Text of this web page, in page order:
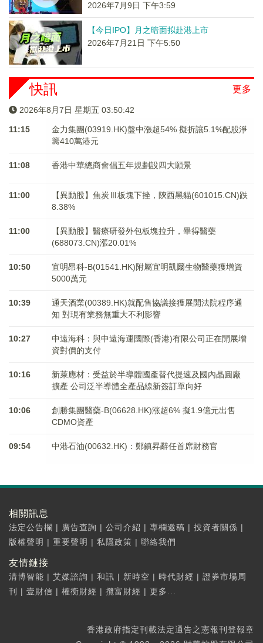
2026年7月9日 下午3:59
【今日IPO】月之暗面拟赴港上市
2026年7月21日 下午5:50
更多
快訊
2026年8月7日 星期五 03:50:42
11:15
金力集團(03919.HK)盤中漲超54% 擬折讓5.1%配股淨
籌410萬港元
11:08 香港中華總商會倡五年規劃設四大願景
11:00
【異動股】焦炭Ⅲ板塊下挫，陝西黑貓(601015.CN)跌
8.38%
11:00
【異動股】醫療研發外包板塊拉升，畢得醫藥
(688073.CN)漲20.01%
10:50
宜明昂科-B(01541.HK)附屬宜明凱爾生物醫藥獲增資
5000萬元
10:39
通天酒業(00389.HK)就配售協議接獲展開法院程序通
知 對現有業務無重大不利影響
10:27
中遠海科：與中遠海運國際(香港)有限公司正在開展增
資對價的支付
10:16
新萊應材：受益於半導體國產替代提速及國內晶圓廠
擴產 公司泛半導體全產品線新簽訂單向好
10:06
創勝集團醫藥-B(06628.HK)涨超6% 擬1.9億元出售
CDMO資產
09:54 中港石油(00632.HK)：鄭鎮昇辭任首席財務官
相關訊息
法定公告欄 | 廣告查詢 | 公司介紹 | 專欄邀稿 | 投資者關係 |
版權聲明 | 重要聲明 | 私隱政策 | 聯絡我們
友情鏈接
清博智能 | 艾媒諮詢 | 和訊 | 新時空 | 時代財經 | 證券市場周
刊
| 壹財信 | 權衡財經 | 攬富財經 | 更多...
香港政府指定刊載法定通告之憲報刊登報章